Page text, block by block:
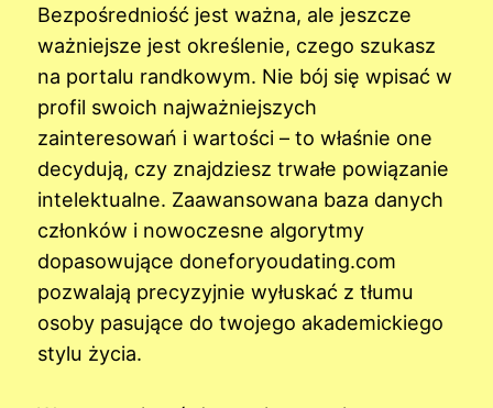
Bezpośredniość jest ważna, ale jeszcze
ważniejsze jest określenie, czego szukasz
na portalu randkowym. Nie bój się wpisać w
profil swoich najważniejszych
zainteresowań i wartości – to właśnie one
decydują, czy znajdziesz trwałe powiązanie
intelektualne. Zaawansowana baza danych
członków i nowoczesne algorytmy
dopasowujące doneforyoudating.com
pozwalają precyzyjnie wyłuskać z tłumu
osoby pasujące do twojego akademickiego
stylu życia.